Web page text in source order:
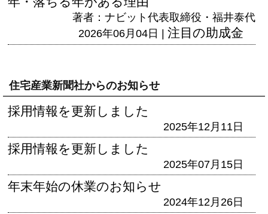
著者：ナビット代表取締役・福井泰代
2026年06月04日 | 注目の助成金
住宅産業新聞社からのお知らせ
採用情報を更新しました
2025年12月11日
採用情報を更新しました
2025年07月15日
年末年始の休業のお知らせ
2024年12月26日